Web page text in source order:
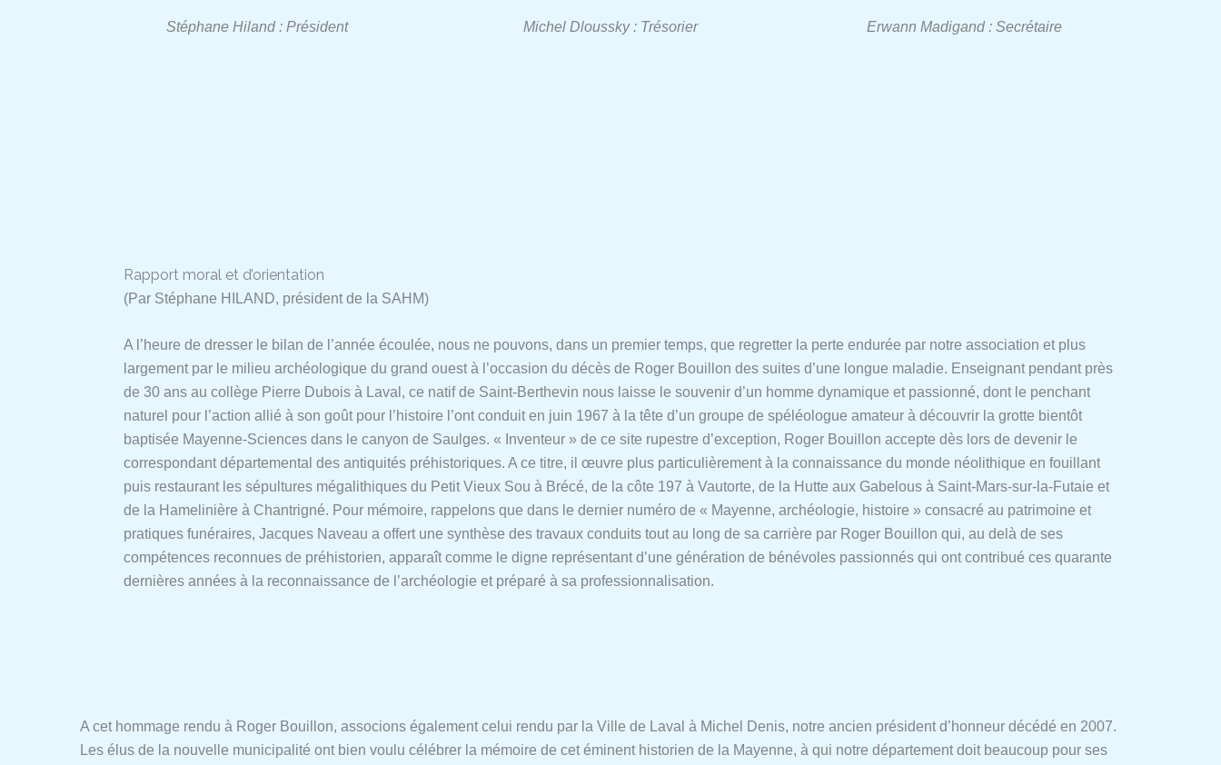
Stéphane Hiland : Président Michel Dloussky : Trésorier Erwann Madigand : Secrétaire
Rapport moral et d’orientation
(Par Stéphane HILAND, président de la SAHM)
A l’heure de dresser le bilan de l’année écoulée, nous ne pouvons, dans un premier temps, que regretter la perte endurée par notre association et plus
largement par le milieu archéologique du grand ouest à l’occasion du décès de Roger Bouillon des suites d’une longue maladie. Enseignant pendant près
de 30 ans au collège Pierre Dubois à Laval, ce natif de Saint-Berthevin nous laisse le souvenir d’un homme dynamique et passionné, dont le penchant
naturel pour l’action allié à son goût pour l’histoire l’ont conduit en juin 1967 à la tête d’un groupe de spéléologue amateur à découvrir la grotte bientôt
baptisée Mayenne-Sciences dans le canyon de Saulges. « Inventeur » de ce site rupestre d’exception, Roger Bouillon accepte dès lors de devenir le
correspondant départemental des antiquités préhistoriques. A ce titre, il œuvre plus particulièrement à la connaissance du monde néolithique en fouillant
puis restaurant les sépultures mégalithiques du Petit Vieux Sou à Brécé, de la côte 197 à Vautorte, de la Hutte aux Gabelous à Saint-Mars-sur-la-Futaie et
de la Hamelinière à Chantrigné. Pour mémoire, rappelons que dans le dernier numéro de « Mayenne, archéologie, histoire » consacré au patrimoine et
pratiques funéraires, Jacques Naveau a offert une synthèse des travaux conduits tout au long de sa carrière par Roger Bouillon qui, au delà de ses
compétences reconnues de préhistorien, apparaît comme le digne représentant d’une génération de bénévoles passionnés qui ont contribué ces quarante
dernières années à la reconnaissance de l’archéologie et préparé à sa professionnalisation.
A cet hommage rendu à Roger Bouillon, associons également celui rendu par la Ville de Laval à Michel Denis, notre ancien président d’honneur décédé en 2007.
Les élus de la nouvelle municipalité ont bien voulu célébrer la mémoire de cet éminent historien de la Mayenne, à qui notre département doit beaucoup pour ses